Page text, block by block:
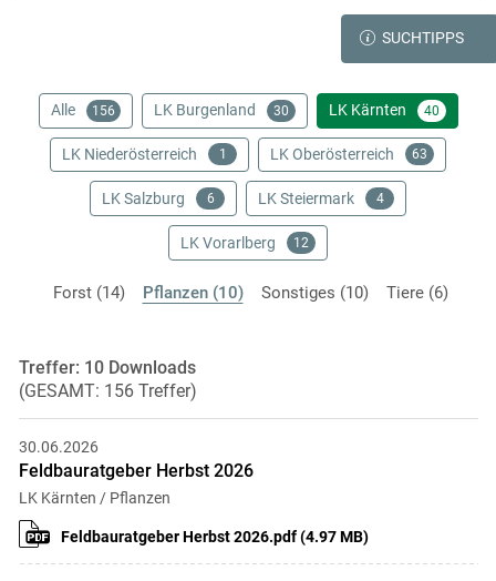
Skip to main content
SUCHTIPPS
Alle 156 LK Burgenland 30 LK Kärnten 40
LK Niederösterreich 1 LK Oberösterreich 63
LK Salzburg 6 LK Steiermark 4
LK Vorarlberg 12
Forst (14) Pflanzen (10) Sonstiges (10) Tiere (6)
Treffer: 10 Downloads
(GESAMT: 156 Treffer)
Feldbauratgeber Herbst 2026
LK Kärnten / Pflanzen
Feldbauratgeber Herbst 2026.pdf (4.97 MB)
30.06.2026